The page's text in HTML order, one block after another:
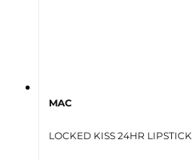
MAC
LOCKED KISS 24HR LIPSTICK